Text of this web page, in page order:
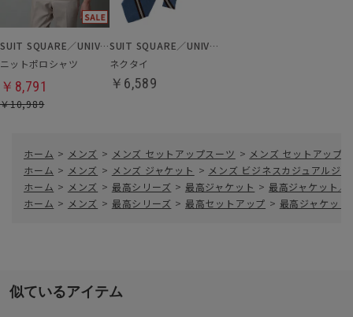
SUIT SQUARE／UNIVERSAL LANGUAGE
ニットポロシャツ
￥8,791
￥10,989
SUIT SQUARE／UNIVERSAL LANGUAGE
ネクタイ
￥6,589
ホーム > メンズ > メンズ セットアップスーツ > メンズ セットアップ
ホーム > メンズ > メンズ ジャケット > メンズ ビジネスカジュアルジ
ホーム > メンズ > 最高シリーズ > 最高ジャケット > 最高ジャケット
ホーム > メンズ > 最高シリーズ > 最高セットアップ > 最高ジャケッ